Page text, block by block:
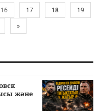
16 17 18
19
»
және